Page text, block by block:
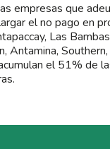
empresas que
el no pago en
Las
Antamina,
el 51% de